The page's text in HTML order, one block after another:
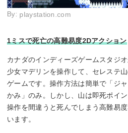
By: playstation.com
1ミスで死亡の高難易度2Dアクション
カナダのインディーズゲームスタジ
少女マデリンを操作して、セレステ
ゲームです。操作方法は簡単で「ジ
かみ」のみ。しかし、山は即死ポイ
操作を間違うと死んでしまう高難易
います。